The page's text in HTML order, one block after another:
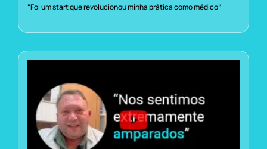
“Foi um start que revolucionou minha prática como médico”